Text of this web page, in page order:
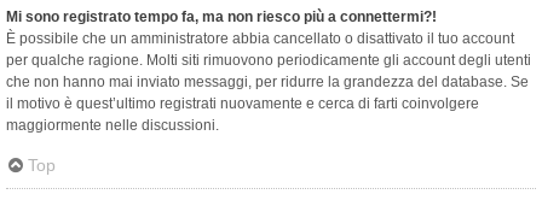
Mi sono registrato tempo fa, ma non riesco più a connettermi?!
È possibile che un amministratore abbia cancellato o disattivato il tuo account
per qualche ragione. Molti siti rimuovono periodicamente gli account degli utenti
che non hanno mai inviato messaggi, per ridurre la grandezza del database. Se
il motivo è quest’ultimo registrati nuovamente e cerca di farti coinvolgere
maggiormente nelle discussioni.
Top